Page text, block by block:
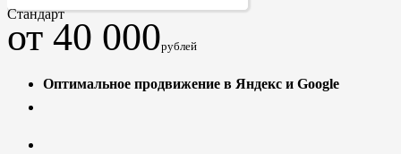
Стандарт
от 40 000рублей
Оптимальное продвижение в Яндекс и Google